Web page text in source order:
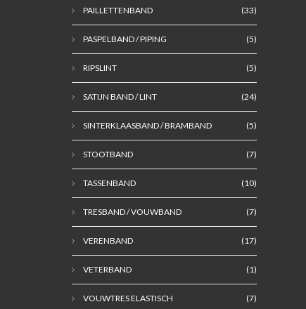
PAILLETTENBAND (33)
PASPELBAND / PIPING (5)
RIPSLINT (5)
SATIJN BAND / LINT (24)
SINTERKLAASBAND / BRAMBAND (5)
STOOTBAND (7)
TASSENBAND (10)
TRESBAND / VOUWBAND (7)
VERENBAND (17)
VETERBAND (1)
VOUWTRES ELASTISCH (7)